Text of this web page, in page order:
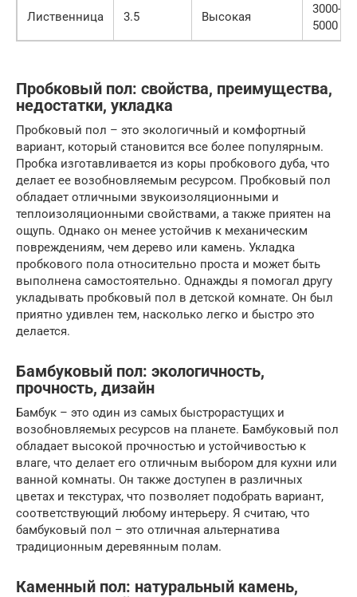
Лиственница 3.5 Высокая
3000-
5000
Пробковый пол: свойства, преимущества,
недостатки, укладка
Пробковый пол – это экологичный и комфортный
вариант, который становится все более популярным.
Пробка изготавливается из коры пробкового дуба, что
делает ее возобновляемым ресурсом. Пробковый пол
обладает отличными звукоизоляционными и
теплоизоляционными свойствами, а также приятен на
ощупь. Однако он менее устойчив к механическим
повреждениям, чем дерево или камень. Укладка
пробкового пола относительно проста и может быть
выполнена самостоятельно. Однажды я помогал другу
укладывать пробковый пол в детской комнате. Он был
приятно удивлен тем, насколько легко и быстро это
делается.
Бамбуковый пол: экологичность,
прочность, дизайн
Бамбук – это один из самых быстрорастущих и
возобновляемых ресурсов на планете. Бамбуковый пол
обладает высокой прочностью и устойчивостью к
влаге, что делает его отличным выбором для кухни или
ванной комнаты. Он также доступен в различных
цветах и текстурах, что позволяет подобрать вариант,
соответствующий любому интерьеру. Я считаю, что
бамбуковый пол – это отличная альтернатива
традиционным деревянным полам.
Каменный пол: натуральный камень,